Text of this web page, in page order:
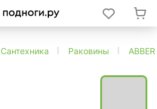
Сантехника Раковины ABBER